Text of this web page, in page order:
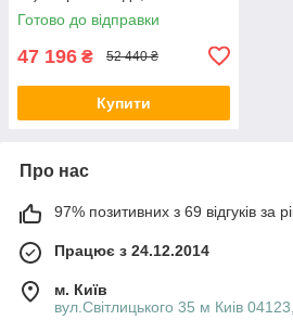
нагрів води в басейні
Готово до відправки
47 196 ₴ 52 440 ₴
Купити
Про нас
97% позитивних з 69 відгуків за
Працює з 24.12.2014
м. Київ
вул.Світлицького 35 м Киів